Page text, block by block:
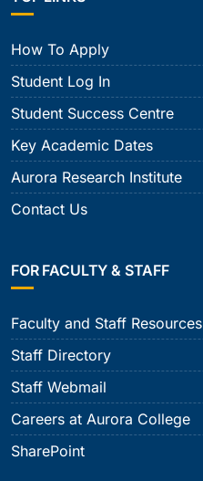
How To Apply
Student Log In
Student Success Centre
Key Academic Dates
Aurora Research Institute
Contact Us
FOR FACULTY & STAFF
Faculty and Staff Resources
Staff Directory
Staff Webmail
Careers at Aurora College
SharePoint